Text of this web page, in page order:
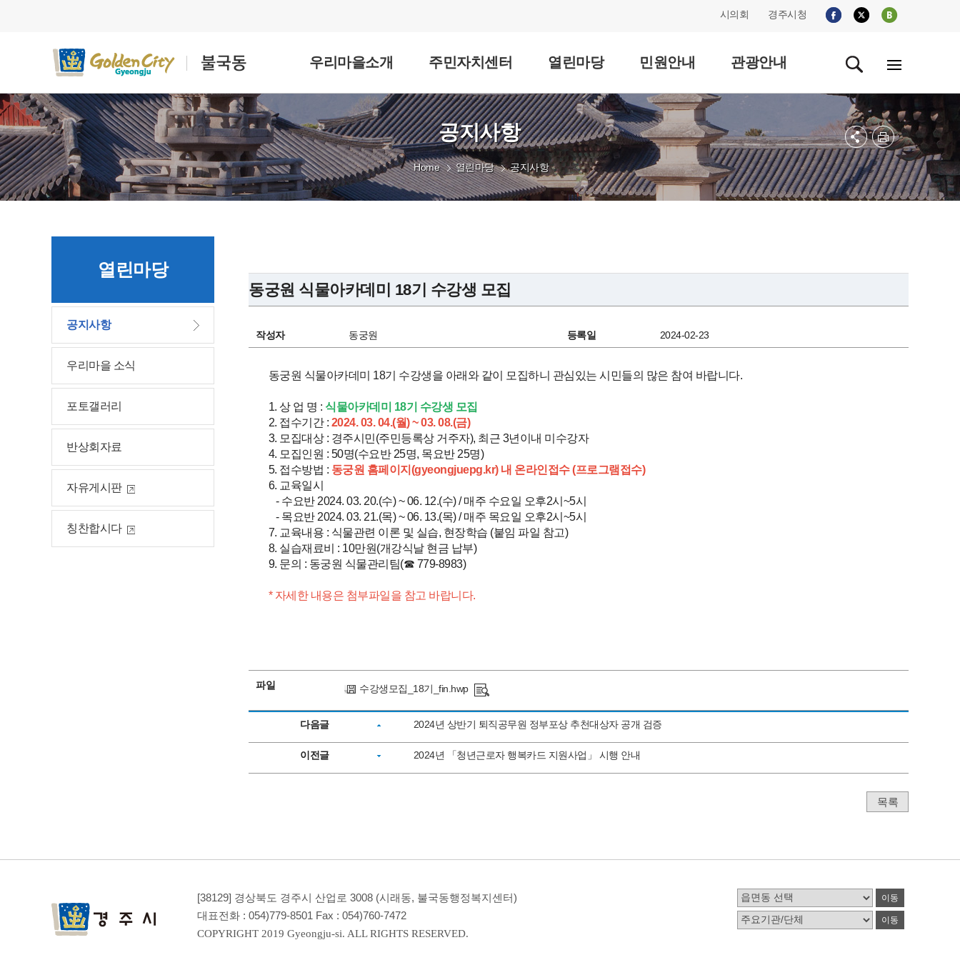
시의회 경주시청
우리마을소개 주민자치센터 열린마당 민원안내 관광안내
열린마당
공지사항
우리마을 소식
포토갤러리
반상회자료
자유게시판
칭찬합시다
공지사항
Home 열린마당 공지사항
동궁원 식물아카데미 18기 수강생 모집
작성자 동궁원 등록일 2024-02-23
동궁원 식물아카데미 18기 수강생을 아래와 같이 모집하니 관심있는 시민들의 많은 참여 바랍니다.
1. 상 업 명 : 식물아카데미 18기 수강생 모집
2. 접수기간 : 2024. 03. 04.(월) ~ 03. 08.(금)
3. 모집대상 : 경주시민(주민등록상 거주자), 최근 3년이내 미수강자
4. 모집인원 : 50명(수요반 25명, 목요반 25명)
5. 접수방법 : 동궁원 홈페이지 (gyeongjuepg.kr)내 온라인접수 (프로그램접수)
6. 교육일시
- 수요반 2024. 03. 20.(수) ~ 06. 12.(수) / 매주 수요일 오후2시~5시
- 목요반 2024. 03. 21.(목) ~ 06. 13.(목) / 매주 목요일 오후2시~5시
7. 교육내용 : 식물관련 이론 및 실습, 현장학습 (붙임 파일 참고)
8. 실습재료비 : 10만원(개강식날 현금 납부)
9. 문의 : 동궁원 식물관리팀(☎ 779-8983)
* 자세한 내용은 첨부파일을 참고 바랍니다.
파일 수강생모집_18기_fin.hwp
다음글 2024년 상반기 퇴직공무원 정부포상 추천대상자 공개 검증
이전글 2024년 「청년근로자 행복카드 지원사업」 시행 안내
목록
[38129] 경상북도 경주시 산업로 3008 (시래동, 불국동행정복지센터)
대표전화 : 054)779-8501 Fax : 054)760-7472
COPYRIGHT 2019 Gyeongju-si. ALL RIGHTS RESERVED.